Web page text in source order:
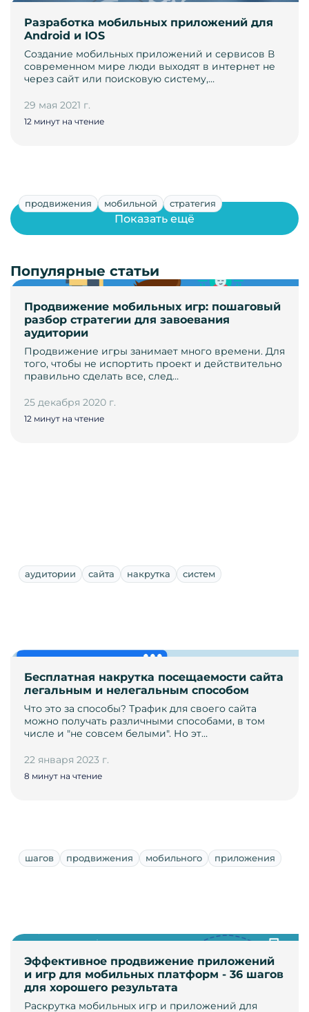
Разработка мобильных приложений для
Android и IOS
Создание мобильных приложений и сервисов В
современном мире люди выходят в интернет не
через сайт или поисковую систему,…
29 мая 2021 г.
12 минут на чтение
продвижения мобильной стратегия
Продвижение мобильных игр: пошаговый
разбор стратегии для завоевания
аудитории
Продвижение игры занимает много времени. Для
того, чтобы не испортить проект и действительно
правильно сделать все, след…
25 декабря 2020 г.
12 минут на чтение
Показать ещё
Популярные статьи
аудитории сайта накрутка систем
Бесплатная накрутка посещаемости сайта
легальным и нелегальным способом
Что это за способы? Трафик для своего сайта
можно получать различными способами, в том
числе и "не совсем белыми". Но эт…
22 января 2023 г.
8 минут на чтение
шагов продвижения мобильного приложения
Эффективное продвижение приложений
и игр для мобильных платформ - 36 шагов
для хорошего результата
Раскрутка мобильных игр и приложений для